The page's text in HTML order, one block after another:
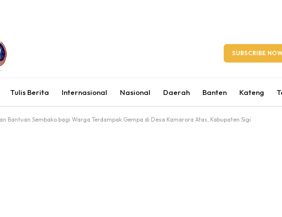
SUBSCRIBE
Tulis Berita Internasional Nasional Daerah Banten Kateng
Bantuan Sembako bagi Warga Terdampak Gempa di Desa Kamarora Atas, Kabupaten Sigi